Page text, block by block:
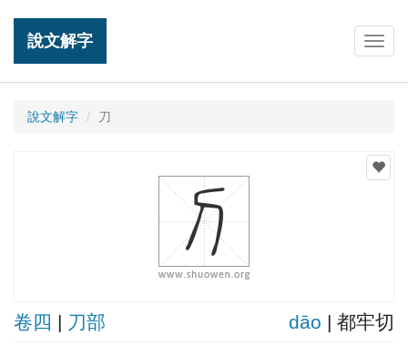
說文解字
說文解字 刀
卷四 | 刀部 dāo | 都牢切